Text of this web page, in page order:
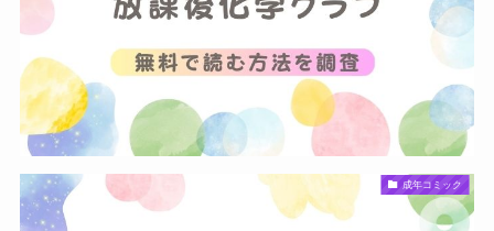
成年コミック